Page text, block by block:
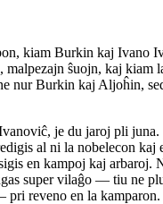
kiam Burkin kaj
ŝuojn, kaj
Burkin kaj Aljoĥin,
je du jaroj pli juna.
al ni la nobelecon
en kampoj kaj
super vilaĝo — tiu ne
reveno en la